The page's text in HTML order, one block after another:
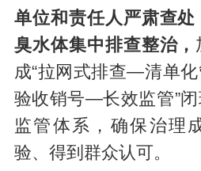
单位和责任人严肃查
臭水体集中排查整治，
成“拉网式排查—清单
验收销号—长效监管”
监管体系，确保治理
验、得到群众认可。